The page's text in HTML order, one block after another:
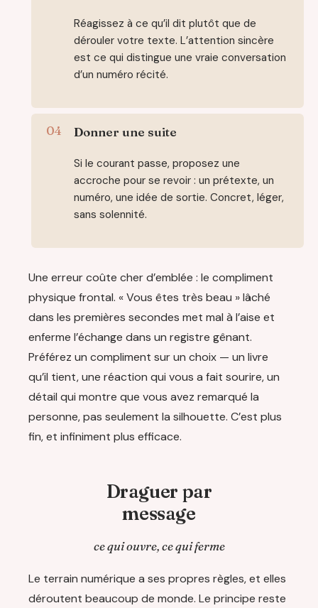
Réagissez à ce qu’il dit plutôt que de
dérouler votre texte. L’attention sincère
est ce qui distingue une vraie conversation
d’un numéro récité.
Donner une suite
Si le courant passe, proposez une
accroche pour se revoir : un prétexte, un
numéro, une idée de sortie. Concret, léger,
sans solennité.
Une erreur coûte cher d’emblée : le compliment
physique frontal. « Vous êtes très beau » lâché
dans les premières secondes met mal à l’aise et
enferme l’échange dans un registre gênant.
Préférez un compliment sur un choix — un livre
qu’il tient, une réaction qui vous a fait sourire, un
détail qui montre que vous avez remarqué la
personne, pas seulement la silhouette. C’est plus
fin, et infiniment plus efficace.
Draguer par
message
ce qui ouvre, ce qui ferme
Le terrain numérique a ses propres règles, et elles
déroutent beaucoup de monde. Le principe reste